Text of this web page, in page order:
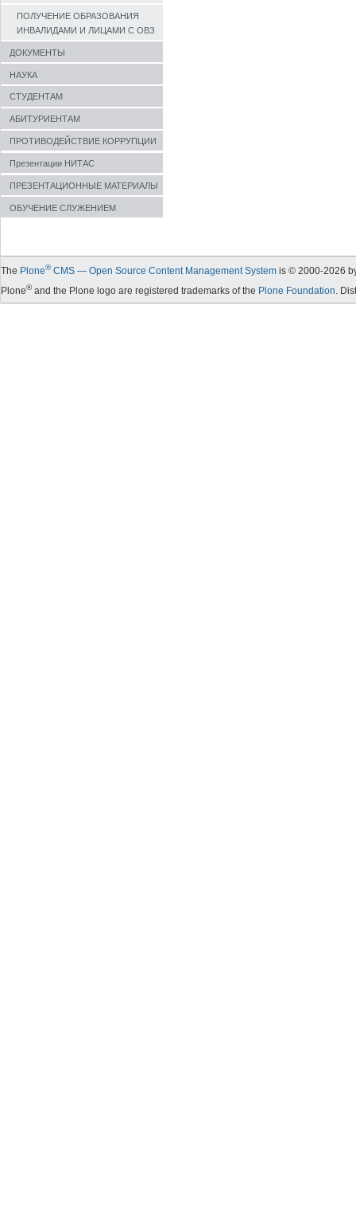
ПОЛУЧЕНИЕ ОБРАЗОВАНИЯ
ИНВАЛИДАМИ И ЛИЦАМИ С ОВЗ
ДОКУМЕНТЫ
НАУКА
СТУДЕНТАМ
АБИТУРИЕНТАМ
ПРОТИВОДЕЙСТВИЕ КОРРУПЦИИ
Презентации НИТАС
ПРЕЗЕНТАЦИОННЫЕ МАТЕРИАЛЫ
ОБУЧЕНИЕ СЛУЖЕНИЕМ
The Plone®CMS — Open Source Content Management System is © 2000-2026
Plone®and the Plone logo are registered trademarks of the Plone Foundation.